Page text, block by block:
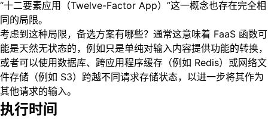
“十二要素应用（Twelve-Factor App）”这一概念也存在完全相
同的局限。
考虑到这种局限，备选方案有哪些？通常这意味着 FaaS 函数可
能是天然无状态的，例如只是单纯对输入内容提供功能的转换，
或者可以使用数据库、跨应用程序缓存（例如 Redis）或网络文
件存储（例如 S3）跨越不同请求存储状态，以进一步将其作为
其他请求的输入。
执行时间